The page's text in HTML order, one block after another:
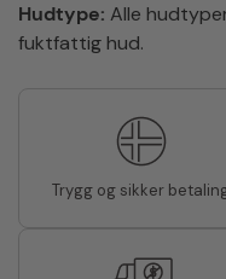
Hudtype: Alle
fuktfattig hud.
Trygg og sikker